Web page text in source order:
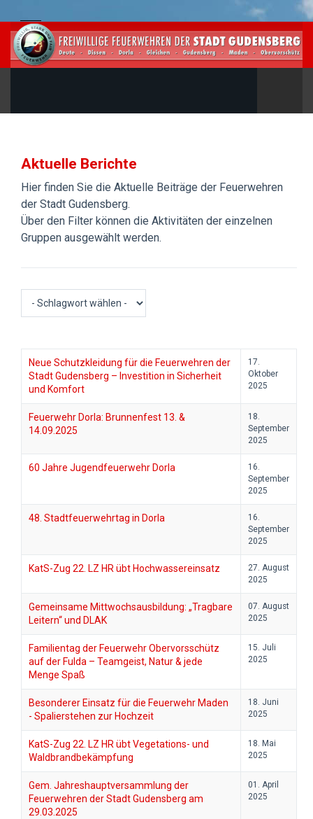
Aktuelle Berichte
Hier finden Sie die Aktuelle Beiträge der Feuerwehren
der Stadt Gudensberg.
Über den Filter können die Aktivitäten der einzelnen
Gruppen ausgewählt werden.
Neue Schutzkleidung für die Feuerwehren der
Stadt Gudensberg – Investition in Sicherheit
und Komfort
17.
Oktober
2025
Feuerwehr Dorla: Brunnenfest 13. &
14.09.2025
18.
September
2025
60 Jahre Jugendfeuerwehr Dorla
16.
September
2025
48. Stadtfeuerwehrtag in Dorla
16.
September
2025
KatS-Zug 22. LZ HR übt Hochwassereinsatz
27. August
2025
Gemeinsame Mittwochsausbildung: „Tragbare
Leitern“ und DLAK
07. August
2025
Familientag der Feuerwehr Obervorsschütz
auf der Fulda – Teamgeist, Natur & jede
Menge Spaß
15. Juli
2025
Besonderer Einsatz für die Feuerwehr Maden
- Spalierstehen zur Hochzeit
18. Juni
2025
KatS-Zug 22. LZ HR übt Vegetations- und
Waldbrandbekämpfung
18. Mai
2025
Gem. Jahreshauptversammlung der
Feuerwehren der Stadt Gudensberg am
29.03.2025
01. April
2025